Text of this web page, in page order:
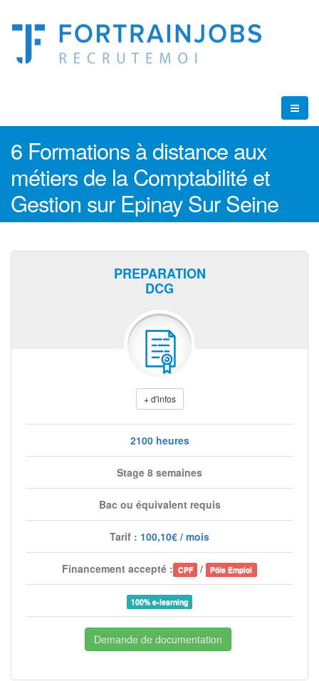
6 Formations à distance aux
métiers de la Comptabilité et
Gestion sur Epinay Sur Seine
PREPARATION
DCG
+ d'infos
2100 heures
Stage 8 semaines
Bac ou équivalent requis
Tarif : 100,10€ / mois
Financement accepté : CPF / Pôle Emploi
100% e-learning
Demande de documentation